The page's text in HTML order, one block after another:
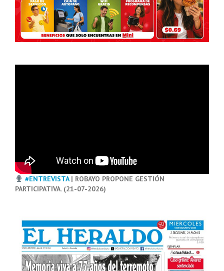
#ENTREVISTA| ROBAYO PROPONE GESTIÓN
PARTICIPATIVA. (21-07-2026)